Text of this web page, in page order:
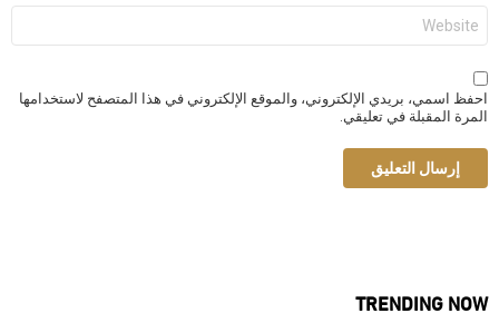
الموقع
الإلكتروني
احفظ اسمي، بريدي الإلكتروني، والموقع الإلكتروني في هذا المتصفح لاستخدامها
المرة المقبلة في تعليقي.
TRENDING NOW